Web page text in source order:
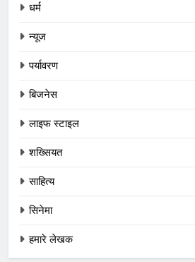
धर्म
न्यूज
पर्यावरण
बिजनेस
लाइफ स्टाइल
शख्सियत
साहित्य
सिनेमा
हमारे लेखक